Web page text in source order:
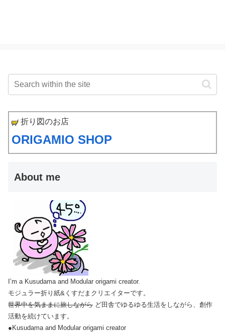
折り図のお店
ORIGAMIO SHOP
About me
I’m a Kusudama and Modular origami creator.
モジュラー折り紙&くすだまクリエイターです。
世界中を気ままに旅しながら ど田舎でゆるゆる生活をしながら、創作
活動を続けています。
●Kusudama and Modular origami creator